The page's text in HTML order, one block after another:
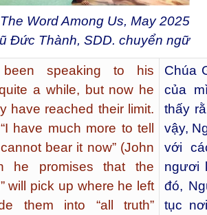
Word Among Us, May 2025
Đức Thành, SDD. chuyển ngữ
speaking to his
a while, but now he
have reached their limit.
have much more to tell
bear it now” (John
he promises that the
will pick up where he left
them into “all truth”
Chúa
của
thấy
vậy,
với
ngươi
đó,
tục